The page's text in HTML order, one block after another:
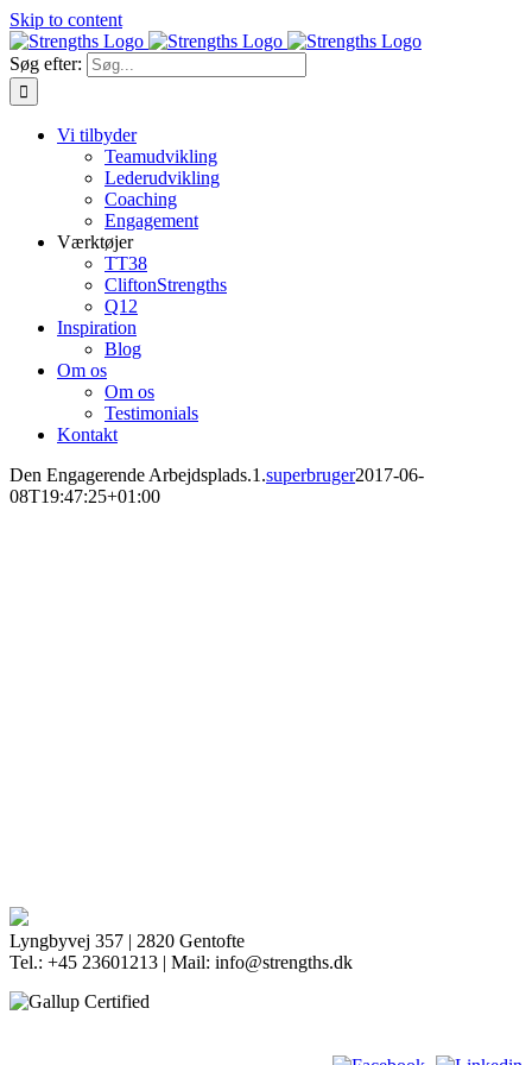
Skip to content
Søg efter:
Vi tilbyder
Teamudvikling
Lederudvikling
Coaching
Engagement
Værktøjer
TT38
CliftonStrengths
Q12
Inspiration
Blog
Om os
Om os
Testimonials
Kontakt
Den Engagerende Arbejdsplads.1.superbruger2017-06-
08T19:47:25+01:00
Lyngbyvej 357 | 2820 Gentofte
Tel.: +45 23601213 | Mail: info@strengths.dk